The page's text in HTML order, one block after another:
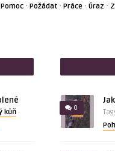
Pomoc · Požádat · Práce · Úraz ·
kůň ·
0